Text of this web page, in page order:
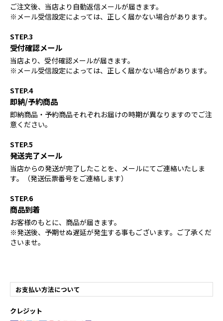
ご注文後、当店より自動返信メールが届きます。
※メール受信設定によっては、正しく届かない場合があります。
STEP.3
受付確認メール
当店より、受付確認メールが届きます。
※メール受信設定によっては、正しく届かない場合があります。
STEP.4
即納/予約商品
即納商品・予約商品それぞれお届けの時期が異なりますのでご注
意ください。
STEP.5
発送完了メール
当店からの発送が完了したことを、メールにてご連絡いたしま
す。（発送伝票番号をご連絡します）
STEP.6
商品到着
お客様のもとに、商品が届きます。
※発送後、予期せぬ遅延が発生する事もございます。ご了承くだ
さいませ。
お支払い方法について
クレジット